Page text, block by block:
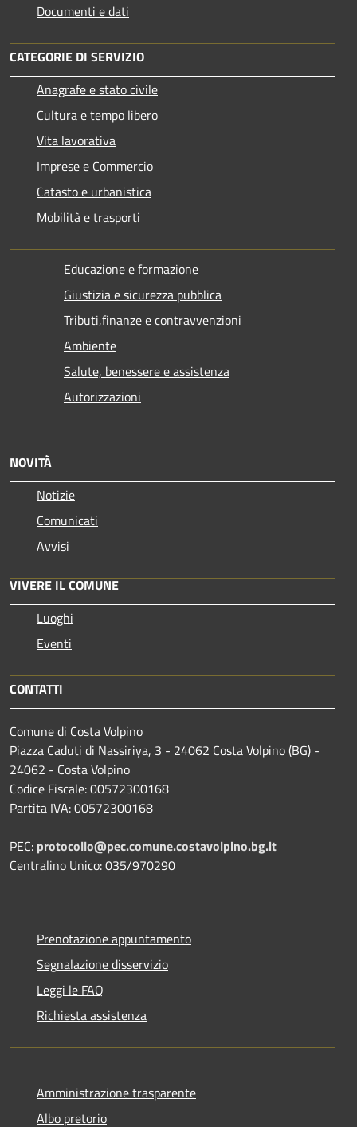
Documenti e dati
CATEGORIE DI SERVIZIO
Anagrafe e stato civile
Cultura e tempo libero
Vita lavorativa
Imprese e Commercio
Catasto e urbanistica
Mobilità e trasporti
Educazione e formazione
Giustizia e sicurezza pubblica
Tributi,finanze e contravvenzioni
Ambiente
Salute, benessere e assistenza
Autorizzazioni
NOVITÀ
Notizie
Comunicati
Avvisi
VIVERE IL COMUNE
Luoghi
Eventi
CONTATTI
Comune di Costa Volpino
Piazza Caduti di Nassiriya, 3 - 24062 Costa Volpino (BG) -
24062 - Costa Volpino
Codice Fiscale: 00572300168
Partita IVA: 00572300168
PEC: protocollo@pec.comune.costavolpino.bg.it
Centralino Unico: 035/970290
Prenotazione appuntamento
Segnalazione disservizio
Leggi le FAQ
Richiesta assistenza
Amministrazione trasparente
Albo pretorio